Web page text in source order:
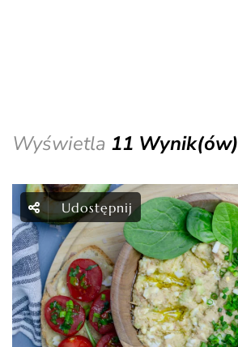
Wyświetla 11 Wynik(ów)
Udostępnij